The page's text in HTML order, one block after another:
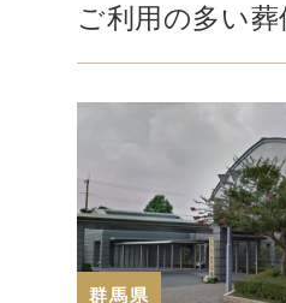
ご利用の多い葬
群馬県